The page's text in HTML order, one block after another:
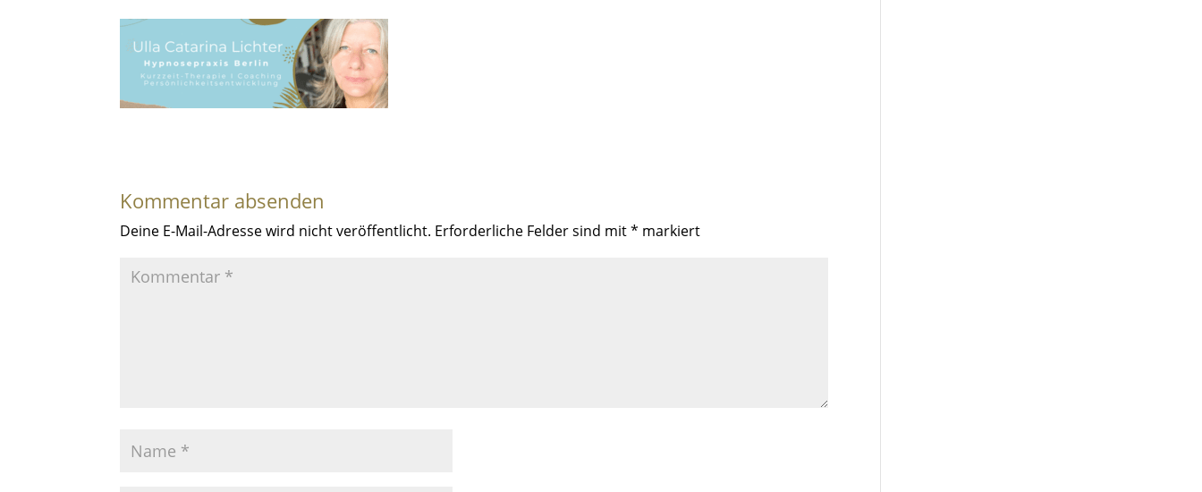
Kommentar absenden
Deine E-Mail-Adresse wird nicht veröffentlicht. Erforderliche Felder sind mit* markiert